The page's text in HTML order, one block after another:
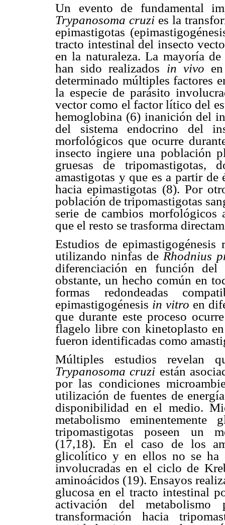
Un evento de fundamental
Trypanosoma cruzi es la
epimastigotas
tracto intestinal del insecto
en la naturaleza. La mayoría
han sido realizados in vivo
determinado múltiples factores
la especie de parásito
vector como el factor lítico del
hemoglobina (6) inanición del
del sistema endocrino del
morfológicos que ocurre
insecto ingiere una población
gruesas de tripomastigotas,
amastigotas y que es a partir
hacia epimastigotas (8). Por
población de tripomastigotas
serie de cambios morfológicos
que el resto se trasforma
Estudios de epimastigogénesis
utilizando ninfas de Rhodnius
diferenciación en función
obstante, un hecho común en
formas redondeadas
epimastigogénesis in vitro en
que durante este proceso
flagelo libre con kinetoplasto
fueron identificadas como
Múltiples estudios revelan
Trypanosoma cruzi están
por las condiciones
utilización de fuentes de
disponibilidad en el medio.
metabolismo
tripomastigotas poseen un
(17,18). En el caso de los
glicolítico y en ellos no se ha
involucradas en el ciclo de
aminoácidos (19). Ensayos
glucosa en el tracto intestinal
activación del metabolismo
transformación hacia